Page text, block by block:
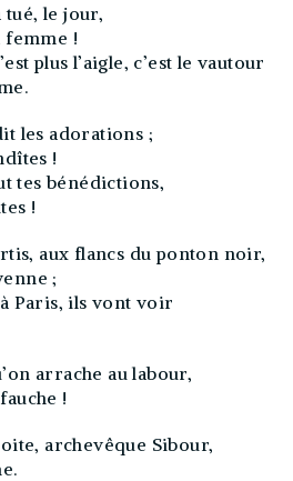
tué, le jour,
femme !
plus l’aigle, c’est le vautour
les adorations ;
!
tes bénédictions,
!
aux flancs du ponton noir,
;
Paris, ils vont voir
arrache au labour,
!
archevêque Sibour,